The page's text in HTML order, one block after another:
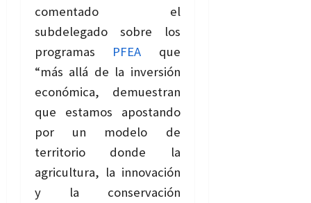
comentado el
subdelegado sobre los
programas PFEA que
“más allá de la inversión
económica, demuestran
que estamos apostando
por un modelo de
territorio donde la
agricultura, la innovación
y la conservación